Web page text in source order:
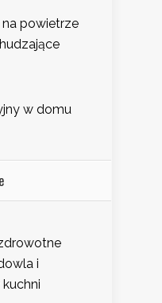
na powietrze
w domu
i